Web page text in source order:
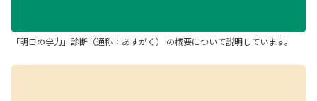
「明日の学力」診断（通称：あすがく） の概要について説明しています。